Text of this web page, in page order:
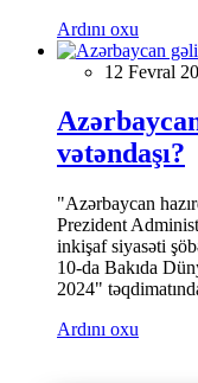
Ardını oxu
12 Fevral
vətəndaşı?
"Azərbaycan
Prezident
inkişaf siyasəti
10-da Bakıda
2024"
Ardını oxu